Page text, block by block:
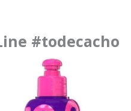
#todecacho